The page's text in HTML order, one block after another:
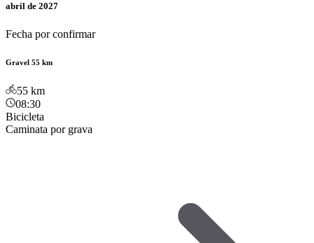
abril de 2027
Fecha por confirmar
Gravel 55 km
55 km
08:30
Bicicleta
Caminata por grava